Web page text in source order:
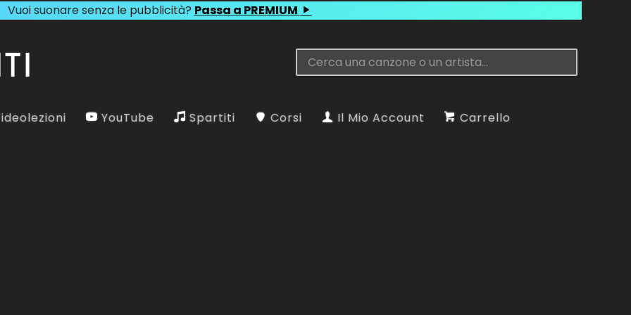
Vuoi suonare senza le pubblicità? Passa a PREMIUM
YouTube Spartiti Corsi Il Mio Account Carrello